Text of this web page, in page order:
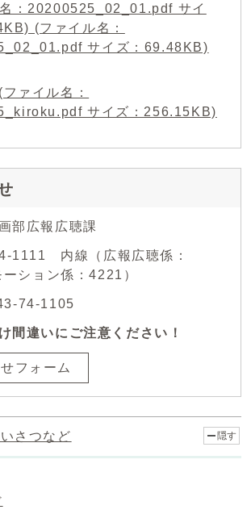
：20200525_02_01.pdf サイ
(ファイル名：
サイズ：69.48KB)
ァイル名：
サイズ：256.15KB)
部広報広聴課
1111 内線（広報広聴係：
ション係：4221）
74-1105
間違いにご注意ください！
フォーム
さつなど 隠す